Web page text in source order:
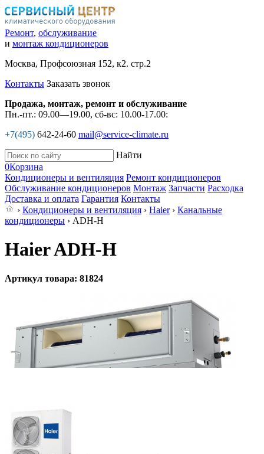
Ремонт, обслуживание
и монтаж кондиционеров
Москва, Профсоюзная 152, к2. стр.2
Контакты Заказать звонок
Продажа, монтаж, ремонт и обслуживание
Пн.-пт.: 09.00—19.00, сб-вс: 10.00-17.00:
+7(495) 642-24-60 mail@service-climate.ru
Найти
0Корзина
Кондиционеры и вентиляция Ремонт кондиционеров
Обслуживание кондиционеров Монтаж Запчасти Расходка
Доставка и оплата Гарантия Контакты
› Кондиционеры и вентиляция › Haier› Канальные
кондиционеры › ADH-H
Haier ADH-H
Артикул товара: 81824